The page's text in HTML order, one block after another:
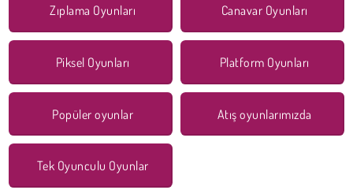
Zıplama Oyunları Canavar Oyunları
Piksel Oyunları Platform Oyunları
Popüler oyunlar Atış oyunlarımızda
Tek Oyunculu Oyunlar